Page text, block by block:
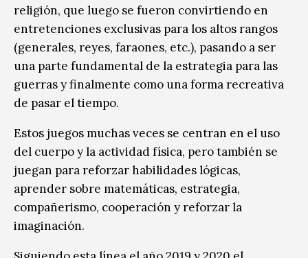
religión, que luego se fueron convirtiendo en
entretenciones exclusivas para los altos rangos
(generales, reyes, faraones, etc.), pasando a ser
una parte fundamental de la estrategia para las
guerras y finalmente como una forma recreativa
de pasar el tiempo.
Estos juegos muchas veces se centran en el uso
del cuerpo y la actividad física, pero también se
juegan para reforzar habilidades lógicas,
aprender sobre matemáticas, estrategia,
compañerismo, cooperación y reforzar la
imaginación.